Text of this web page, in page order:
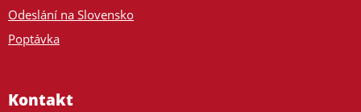
Odeslání na Slovensko
Poptávka
Kontakt